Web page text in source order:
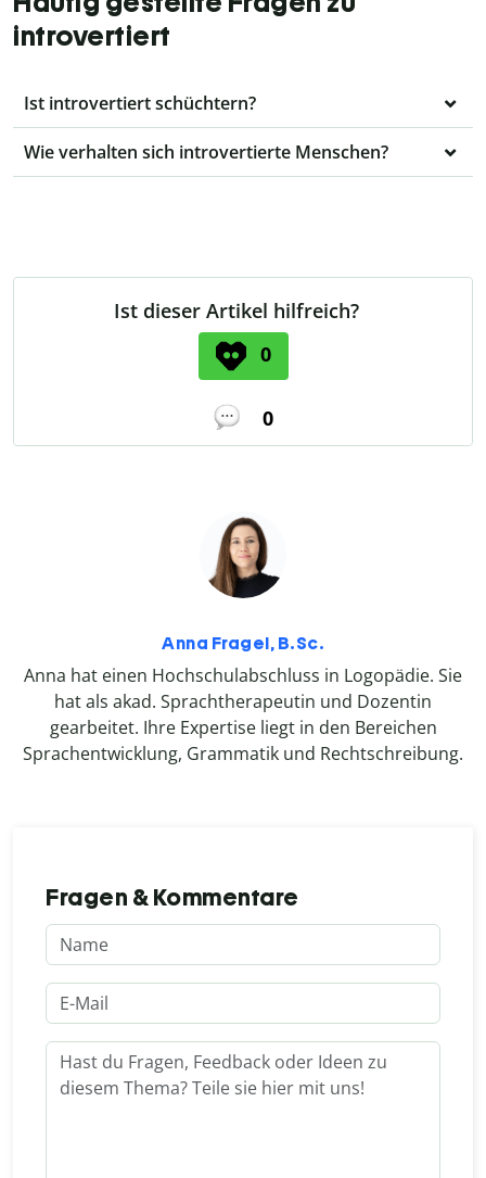
introvertiert
Ist introvertiert schüchtern?
Wie verhalten sich introvertierte Menschen?
Ist dieser Artikel hilfreich?
0
0
Anna Fragel, B.Sc.
Anna hat einen Hochschulabschluss in Logopädie. Sie
hat als akad. Sprachtherapeutin und Dozentin
gearbeitet. Ihre Expertise liegt in den Bereichen
Sprachentwicklung, Grammatik und Rechtschreibung.
Fragen & Kommentare